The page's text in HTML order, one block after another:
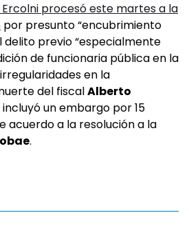
procesó este martes a la
por presunto “encubrimiento
delito previo “especialmente
de funcionaria pública en la
en la
del fiscalAlberto
incluyó un embargo por 15
acuerdo a la resolución a la
.